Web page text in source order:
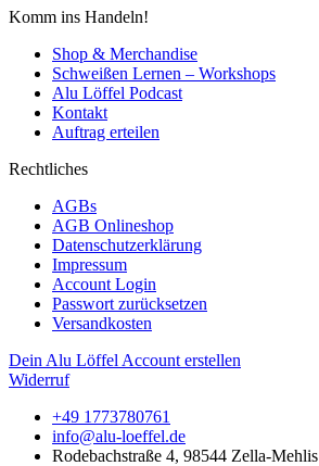
Komm ins Handeln!
Shop & Merchandise
Schweißen Lernen – Workshops
Alu Löffel Podcast
Kontakt
Auftrag erteilen
Rechtliches
AGBs
AGB Onlineshop
Datenschutzerklärung
Impressum
Account Login
Passwort zurücksetzen
Versandkosten
Dein Alu Löffel Account erstellen
Widerruf
+49 1773780761
info@alu-loeffel.de
Rodebachstraße 4, 98544 Zella-Mehlis